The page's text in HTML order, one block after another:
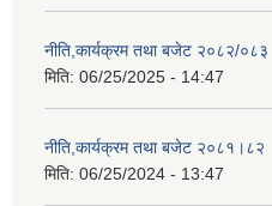
नीति,कार्यक्रम तथा बजेट २०८२/०८३
मिति: 06/25/2025 - 14:47
नीति,कार्यक्रम तथा बजेट २०८१।८२
मिति: 06/25/2024 - 13:47